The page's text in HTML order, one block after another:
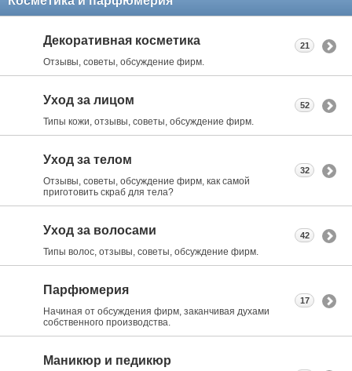
Декоративная косметика
Отзывы, советы, обсуждение фирм.
21
Уход за лицом
Типы кожи, отзывы, советы, обсуждение фирм.
52
Уход за телом
Отзывы, советы, обсуждение фирм, как самой
приготовить скраб для тела?
32
Уход за волосами
Типы волос, отзывы, советы, обсуждение фирм.
42
Парфюмерия
Начиная от обсуждения фирм, заканчивая духами
собственного производства.
17
Маникюр и педикюр